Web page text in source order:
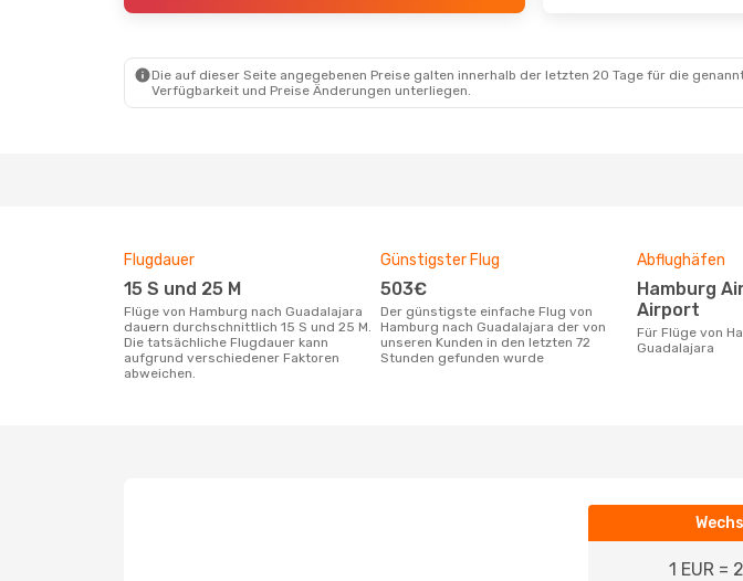
Die auf dieser Seite angegebenen Preise galten innerhalb der letzten 20 Tage für die
Verfügbarkeit und Preise Änderungen unterliegen.
Flugdauer
15 S und 25 M
Flüge von Hamburg nach Guadalajara
dauern durchschnittlich 15 S und 25 M.
Die tatsächliche Flugdauer kann
aufgrund verschiedener Faktoren
abweichen.
Günstigster Flug
503€
Der günstigste einfache Flug von
Hamburg nach Guadalajara der von
unseren Kunden in den letzten 72
Stunden gefunden wurde
Abflughäfen
Hamburg Airport, Lübeck
Airport
Für Flüge von Hamburg nach
Guadalajara
1 EUR =